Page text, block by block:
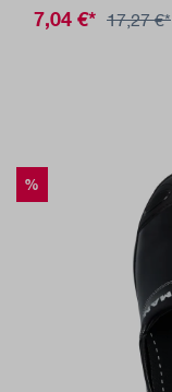
7,04 €* 17,27 €*
%